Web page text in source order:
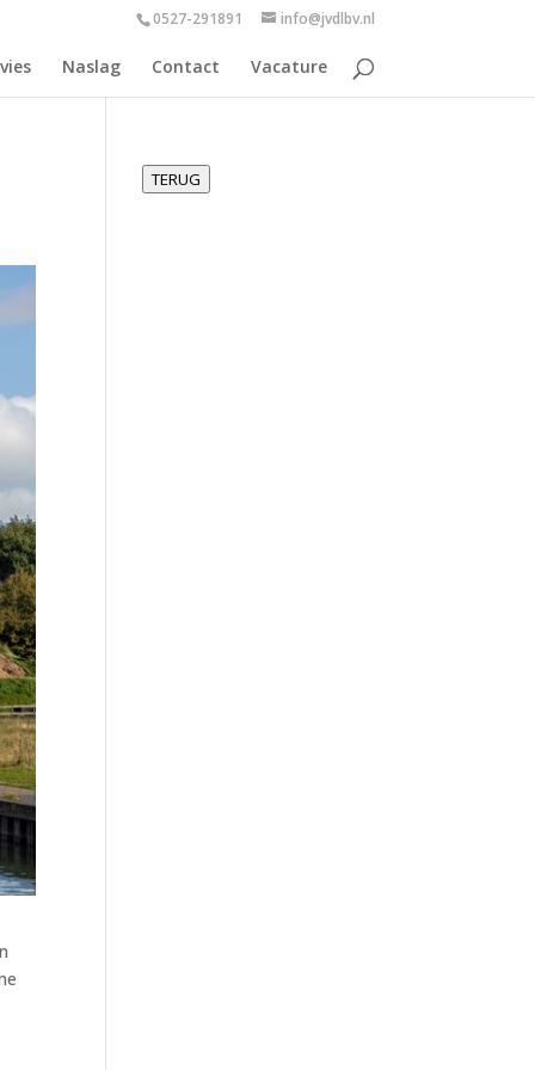
0527-291891 info@jvdlbv.nl
Naslag Contact Vacature
TERUG